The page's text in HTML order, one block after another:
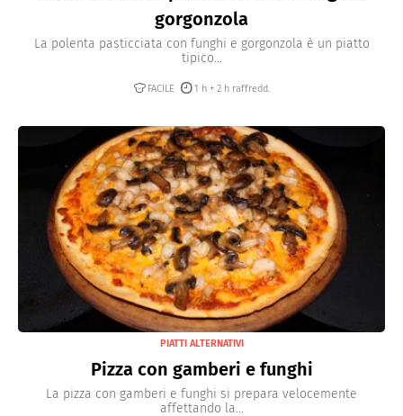
gorgonzola
La polenta pasticciata con funghi e gorgonzola è un piatto
tipico...
FACILE 1 h + 2 h raffredd.
PIATTI ALTERNATIVI
Pizza con gamberi e funghi
La pizza con gamberi e funghi si prepara velocemente
affettando la...